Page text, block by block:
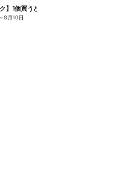
ク】1個買うと1個もらえる/麦茶
～8月10日